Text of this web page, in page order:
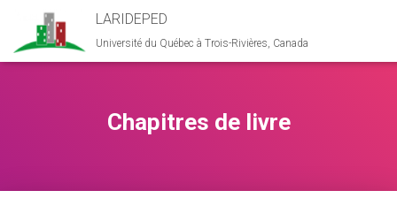
LARIDEPED
Université du Québec à Trois-Rivières, Canada
Chapitres de livre